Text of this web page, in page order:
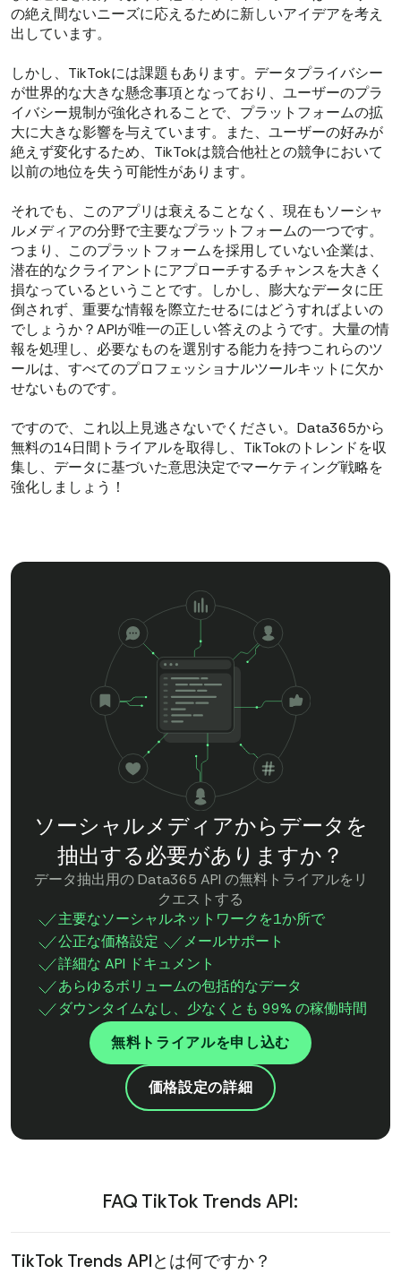
の絶え間ないニーズに応えるために新しいアイデアを考え
出しています。
しかし、TikTokには課題もあります。データプライバシー
が世界的な大きな懸念事項となっており、ユーザーのプラ
イバシー規制が強化されることで、プラットフォームの拡
大に大きな影響を与えています。また、ユーザーの好みが
絶えず変化するため、TikTokは競合他社との競争において
以前の地位を失う可能性があります。
それでも、このアプリは衰えることなく、現在もソーシャ
ルメディアの分野で主要なプラットフォームの一つです。
つまり、このプラットフォームを採用していない企業は、
潜在的なクライアントにアプローチするチャンスを大きく
損なっているということです。しかし、膨大なデータに圧
倒されず、重要な情報を際立たせるにはどうすればよいの
でしょうか？APIが唯一の正しい答えのようです。大量の情
報を処理し、必要なものを選別する能力を持つこれらのツ
ールは、すべてのプロフェッショナルツールキットに欠か
せないものです。
ですので、これ以上見逃さないでください。Data365から
無料の14日間トライアルを取得し、TikTokのトレンドを収
集し、データに基づいた意思決定でマーケティング戦略を
強化しましょう！
ソーシャルメディアからデータを
抽出する必要がありますか？
データ抽出用の Data365 API の無料トライアルをリ
クエストする
主要なソーシャルネットワークを1か所で
公正な価格設定
メールサポート
詳細な API ドキュメント
あらゆるボリュームの包括的なデータ
ダウンタイムなし、少なくとも 99% の稼働時間
無料トライアルを申し込む
価格設定の詳細
FAQ TikTok Trends API:
TikTok Trends APIとは何ですか？